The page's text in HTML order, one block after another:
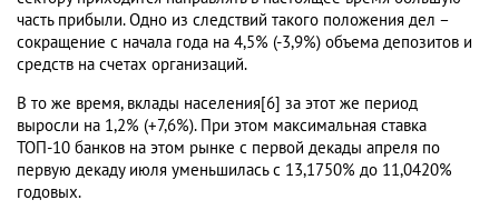
часть прибыли. Одно из следствий такого положения дел –
сокращение с начала года на 4,5% (-3,9%) объема депозитов и
средств на счетах организаций.
В то же время, вклады населения[6] за этот же период
выросли на 1,2% (+7,6%). При этом максимальная ставка
ТОП-10 банков на этом рынке с первой декады апреля по
первую декаду июля уменьшилась с 13,1750% до 11,0420%
годовых.